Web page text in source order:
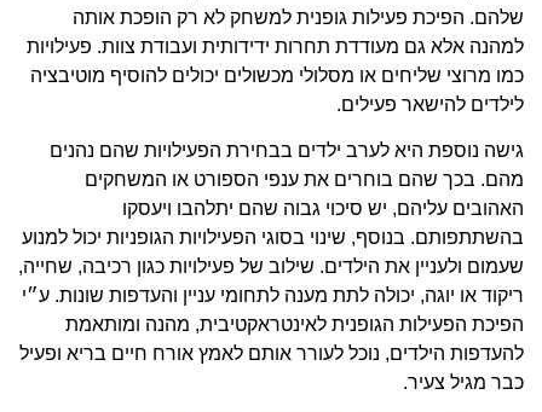
שלהם. הפיכת פעילות גופנית למשחק לא רק הופכת אותה
למהנה אלא גם מעודדת תחרות ידידותית ועבודת צוות. פעילויות
כמו מרוצי שליחים או מסלולי מכשולים יכולים להוסיף מוטיבציה
לילדים להישאר פעילים.
גישה נוספת היא לערב ילדים בבחירת הפעילויות שהם נהנים
מהם. בכך שהם בוחרים את ענפי הספורט או המשחקים
האהובים עליהם, יש סיכוי גבוה שהם יתלהבו ויעסקו
בהשתתפותם. בנוסף, שינוי בסוגי הפעילויות הגופניות יכול למנוע
שעמום ולעניין את הילדים. שילוב של פעילויות כגון רכיבה, שחייה,
ריקוד או יוגה, יכולה לתת מענה לתחומי עניין והעדפות שונות. ע״י
הפיכת הפעילות הגופנית לאינטראקטיבית, מהנה ומותאמת
להעדפות הילדים, נוכל לעורר אותם לאמץ אורח חיים בריא ופעיל
כבר מגיל צעיר.